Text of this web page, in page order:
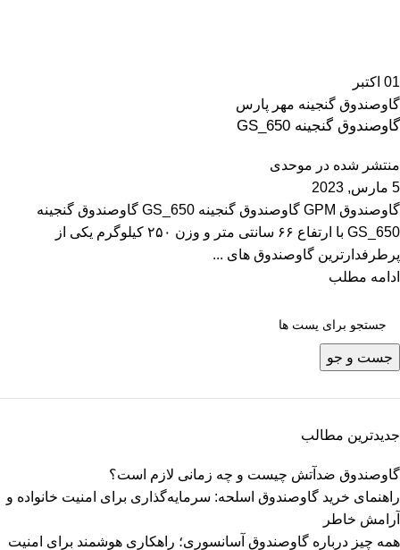
01 اکتبر
گاوصندوق گنجینه مهر پارس
گاوصندوق گنجینه GS_650
منتشر شده در موحدی
5 مارس, 2023
گاوصندوق GPM گاوصندوق گنجینه GS_650 گاوصندوق گنجینه
GS_650 با ارتفاع ۶۶ سانتی متر و وزن ۲۵۰ کیلوگرم یکی از
پرطرفدارترین گاوصندوق های ...
ادامه مطلب
جست و جو
جدیدترین مطالب
گاوصندوق ضدآتش چیست و چه زمانی لازم است؟
راهنمای خرید گاوصندوق اسلحه: سرمایه‌گذاری برای امنیت خانواده و
آرامش خاطر
همه چیز درباره گاوصندوق آسانسوری؛ راهکاری هوشمند برای امنیت